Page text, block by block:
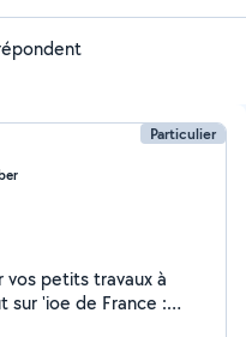
Particulier
petits travaux à
sur 'ioe de France :